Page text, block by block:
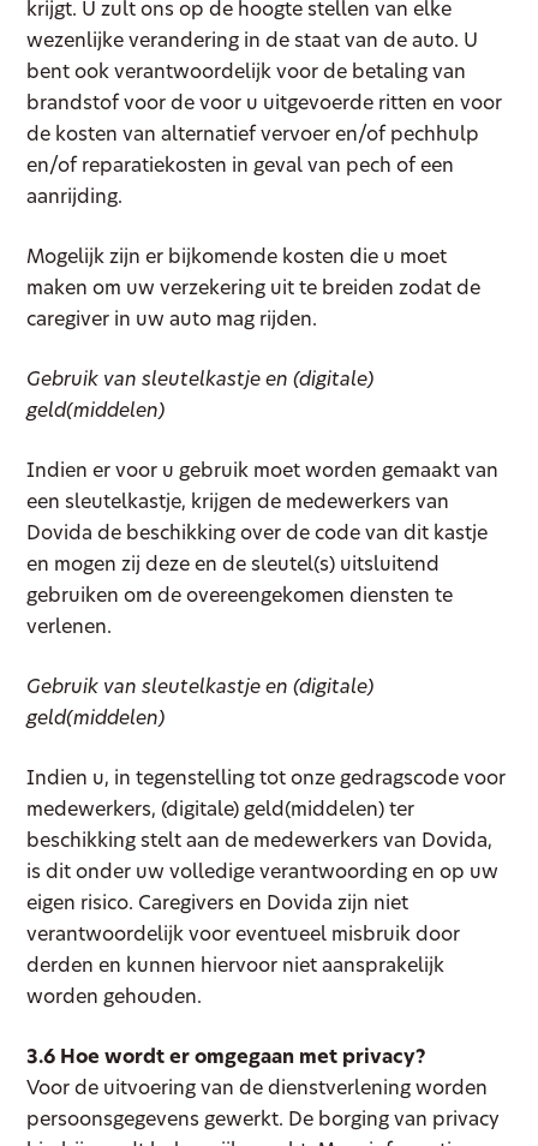
krijgt. U zult ons op de hoogte stellen van elke
wezenlijke verandering in de staat van de auto. U
bent ook verantwoordelijk voor de betaling van
brandstof voor de voor u uitgevoerde ritten en voor
de kosten van alternatief vervoer en/of pechhulp
en/of reparatiekosten in geval van pech of een
aanrijding.
Mogelijk zijn er bijkomende kosten die u moet
maken om uw verzekering uit te breiden zodat de
caregiver in uw auto mag rijden.
Gebruik van sleutelkastje en (digitale)
geld(middelen)
Indien er voor u gebruik moet worden gemaakt van
een sleutelkastje, krijgen de medewerkers van
Dovida de beschikking over de code van dit kastje
en mogen zij deze en de sleutel(s) uitsluitend
gebruiken om de overeengekomen diensten te
verlenen.
Gebruik van sleutelkastje en (digitale)
geld(middelen)
Indien u, in tegenstelling tot onze gedragscode voor
medewerkers, (digitale) geld(middelen) ter
beschikking stelt aan de medewerkers van Dovida,
is dit onder uw volledige verantwoording en op uw
eigen risico. Caregivers en Dovida zijn niet
verantwoordelijk voor eventueel misbruik door
derden en kunnen hiervoor niet aansprakelijk
worden gehouden.
3.6 Hoe wordt er omgegaan met privacy?
Voor de uitvoering van de dienstverlening worden
persoonsgegevens gewerkt. De borging van privacy